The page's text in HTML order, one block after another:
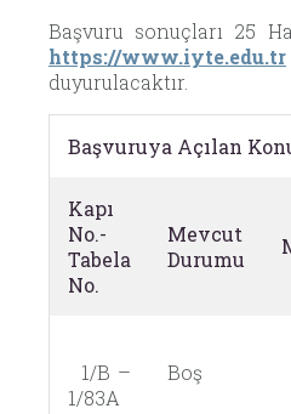
Başvuru sonuçları 25
https://www.iyte.edu.tr
duyurulacaktır.
Başvuruya Açılan
Kapı
No.-
Tabela
No.
Mevcut
Durumu
1/B –
1/83A
Boş